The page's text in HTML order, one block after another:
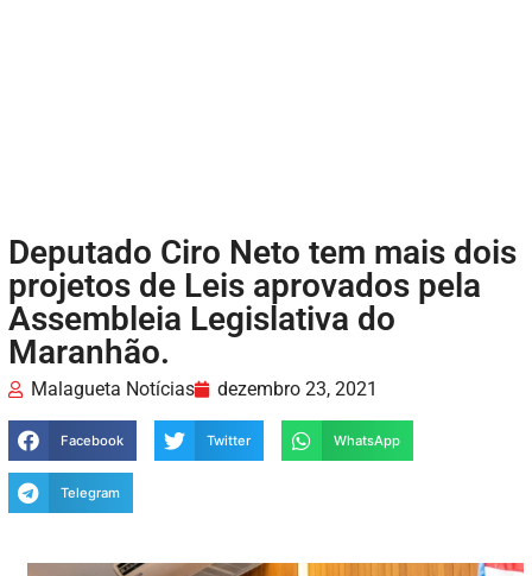
Deputado Ciro Neto tem mais dois
projetos de Leis aprovados pela
Assembleia Legislativa do
Maranhão.
Malagueta Notícias dezembro 23, 2021
Facebook Twitter WhatsApp
Telegram